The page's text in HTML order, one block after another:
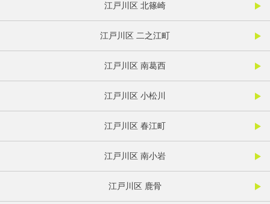
江戸川区 北篠崎
江戸川区 二之江町
江戸川区 南葛西
江戸川区 小松川
江戸川区 春江町
江戸川区 南小岩
江戸川区 鹿骨